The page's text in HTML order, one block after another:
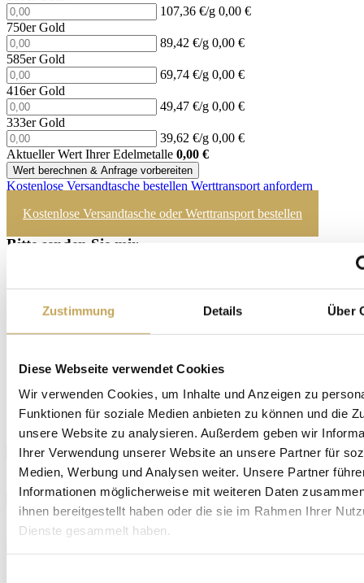
Zustimmung Details Über
Diese Webseite verwendet Cookies
Wir verwenden Cookies, um Inhalte und Anzeigen zu
Funktionen für soziale Medien anbieten zu können und die
unsere Website zu analysieren. Außerdem geben wir
Ihrer Verwendung unserer Website an unsere Partner für
Medien, Werbung und Analysen weiter. Unsere Partner
Informationen möglicherweise mit weiteren Daten
ihnen bereitgestellt haben oder die sie im Rahmen Ihrer
Dienste gesammelt haben.
107,36 €/g 0,00 €
750er Gold
89,42 €/g 0,00 €
585er Gold
69,74 €/g 0,00 €
416er Gold
49,47 €/g 0,00 €
333er Gold
39,62 €/g 0,00 €
Aktueller Wert Ihrer Edelmetalle 0,00 €
Wert berechnen & Anfrage vorbereiten
Kostenlose Versandtasche bestellen Werttransport anfordern
Kostenlose Versandtasche oder Werttransport bestellen
Bitte senden Sie mir...
Persönliche Abholungdurch einenWerttransport
(versichert bis 1,5 Mio €)
Bitte wählen Sie etwas aus.
ab 600 Gramm
Bitte Menge angeben
(*)
Bitte Vorname angeben. Nur
Buchstaben und Bindestrich werden akzeptiert.
Bitte Nachnamen eingeben. Nur
Buchstaben und Bindestrich werden akzeptiert.
(*)